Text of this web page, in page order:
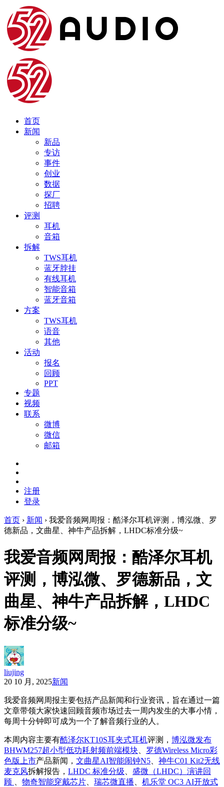
首页
新闻
新品
专访
事件
创业
数据
探厂
招聘
评测
耳机
音箱
拆解
TWS耳机
蓝牙脖挂
有线耳机
智能音箱
蓝牙音箱
方案
TWS耳机
语音
其他
活动
报名
回顾
PPT
专题
视频
联系
微博
微信
邮箱
注册
登录
首页 › 新闻 › 我爱音频网周报：酷泽尔耳机评测，博泓微、罗
德新品，文曲星、神牛产品拆解，LHDC标准分级~
我爱音频网周报：酷泽尔耳机
评测，博泓微、罗德新品，文
曲星、神牛产品拆解，LHDC
标准分级~
liujing
20 10 月, 2025新闻
我爱音频网周报主要包括产品新闻和行业资讯，旨在通过一篇
文章带领大家快速回顾音频市场过去一周内发生的大事小情，
每周十分钟即可成为一个了解音频行业的人。
本周内容主要有酷泽尔KT10S耳夹式耳机评测， 博泓微发布
BHWM257超小型低功耗射频前端模块
罗德Wireless Micro彩
色版上市产品新闻， 文曲星AI智能闹钟N5
神牛C01 Kit2无线
麦克风拆解报告， LHDC 标准分级
盛微（LHDC）演讲回
顾
物奇智能穿戴芯片 瑞芯微直播
机乐堂 OC3 AI开放式